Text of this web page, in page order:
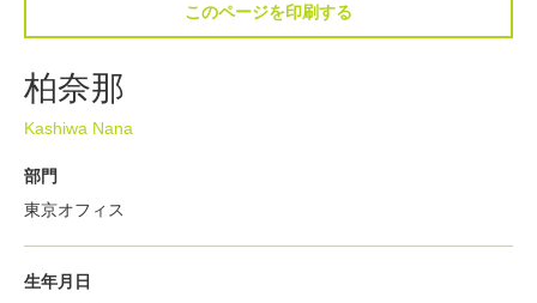
このページを印刷する
柏奈那
Kashiwa Nana
部門
東京オフィス
生年月日